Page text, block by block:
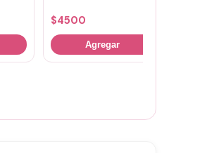
$4500
Agregar